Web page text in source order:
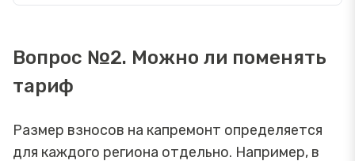
Вопрос №2. Можно ли поменять
тариф
Размер взносов на капремонт определяется
для каждого региона отдельно. Например, в